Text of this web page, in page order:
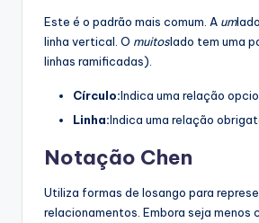
Este é o padrão mais comum. A um
linha vertical. O muitoslado tem uma
linhas ramificadas).
Círculo:Indica uma relação
Linha:Indica uma relação
Notação Chen
Utiliza formas de losango para
relacionamentos. Embora seja menos